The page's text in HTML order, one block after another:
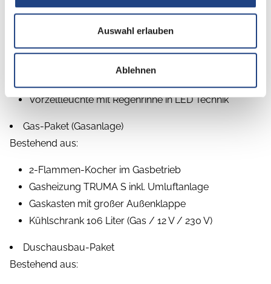
Auswahl erlauben
Ablehnen
Frischwassertank 45 Liter, Festeinbau
Hydraulische Radstoßdämpfer
Kombi-Rollos an den Fenstern, inkl. Verdunklung
Vorzeltleuchte mit Regenrinne in LED Technik
Gas-Paket (Gasanlage)
Bestehend aus:
2-Flammen-Kocher im Gasbetrieb
Gasheizung TRUMA S inkl. Umluftanlage
Gaskasten mit großer Außenklappe
Kühlschrank 106 Liter (Gas / 12 V / 230 V)
Duschausbau-Paket
Bestehend aus: